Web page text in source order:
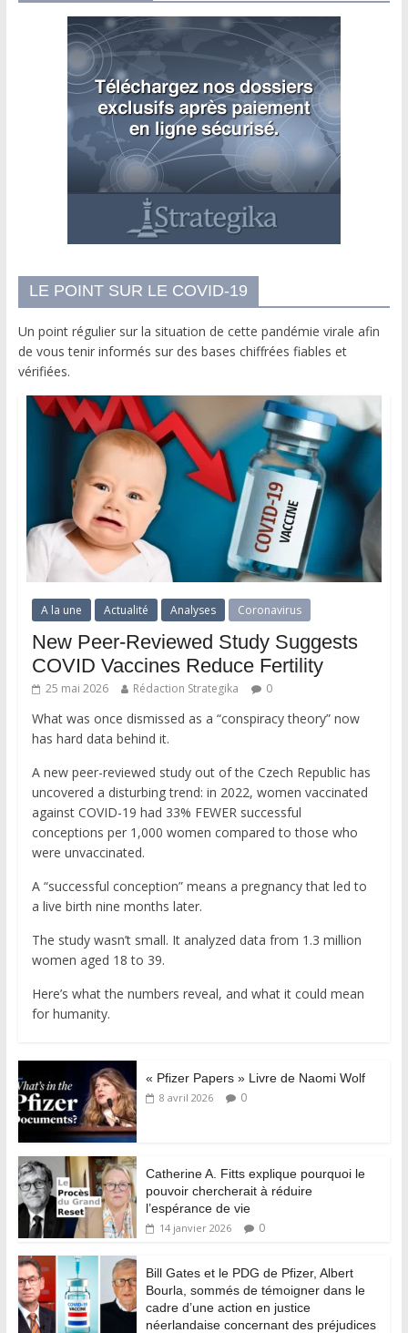
LE POINT SUR LE COVID-19
Un point régulier sur la situation de cette pandémie virale afin
de vous tenir informés sur des bases chiffrées fiables et
vérifiées.
A la une Actualité Analyses Coronavirus
New Peer-Reviewed Study Suggests
COVID Vaccines Reduce Fertility
25 mai 2026 Rédaction Strategika 0
What was once dismissed as a “conspiracy theory” now
has hard data behind it.
A new peer-reviewed study out of the Czech Republic has
uncovered a disturbing trend: in 2022, women vaccinated
against COVID-19 had 33% FEWER successful
conceptions per 1,000 women compared to those who
were unvaccinated.
A “successful conception” means a pregnancy that led to
a live birth nine months later.
The study wasn’t small. It analyzed data from 1.3 million
women aged 18 to 39.
Here’s what the numbers reveal, and what it could mean
for humanity.
« Pfizer Papers » Livre de Naomi Wolf
8 avril 2026 0
Catherine A. Fitts explique pourquoi le
pouvoir chercherait à réduire
l’espérance de vie
14 janvier 2026 0
Bill Gates et le PDG de Pfizer, Albert
Bourla, sommés de témoigner dans le
cadre d’une action en justice
néerlandaise concernant des préjudices